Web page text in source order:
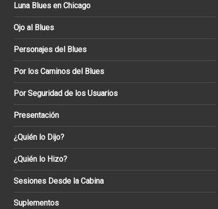
Luna Blues en Chicago
Ojo al Blues
Personajes del Blues
Por los Caminos del Blues
Por Seguridad de los Usuarios
Presentación
¿Quién lo Dijo?
¿Quién lo Hizo?
Sesiones Desde la Cabina
Suplementos